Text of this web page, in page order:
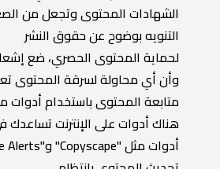
الشهادات المحتوى وتجعل من
التنويه بوضوح عن حقوق النشر
لحماية المحتوى الحصري، ضع
وأن أي محاولة لسرقة المحتوى
متابعة المحتوى باستخدام أدوات
هناك أدوات على الإنترنت
أدوات مثل "Copyscape" و"Google Alerts" تتيح لك معرفة الأماكن التي تم فيها نشر محتواك دون إذنك.